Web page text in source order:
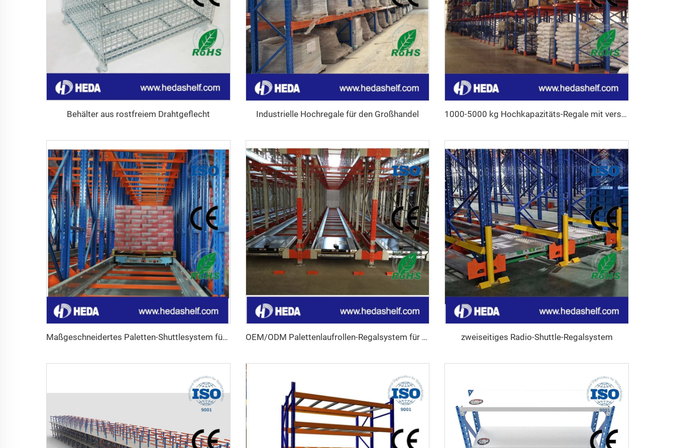
Behälter aus rostfreiem Drahtgeflecht Industrielle Hochregale für den Großhandel 1000-5000 kg Hochkapazitäts-Regale mit verstellbaren Palettenstützen
Maßgeschneidertes Paletten-Shuttlesystem für Lagerhallen OEM/ODM Palettenlaufrollen-Regalsystem für Kühlhäuser zweiseitiges Radio-Shuttle-Regalsystem